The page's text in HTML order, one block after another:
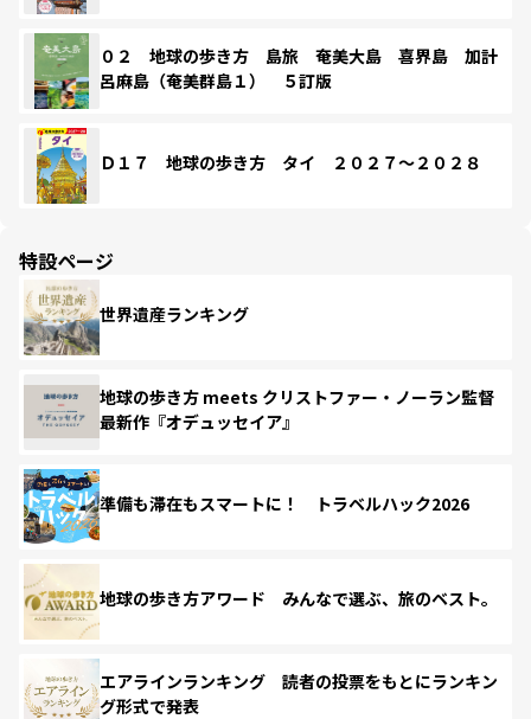
０２ 地球の歩き方 島旅 奄美大島 喜界島 加計
呂麻島（奄美群島１） ５訂版
Ｄ１７ 地球の歩き方 タイ ２０２７～２０２８
特設ページ
世界遺産ランキング
地球の歩き方 meets クリストファー・ノーラン監督
最新作『オデュッセイア』
準備も滞在もスマートに！ トラベルハック2026
地球の歩き方アワード みんなで選ぶ、旅のベスト。
エアラインランキング 読者の投票をもとにランキン
グ形式で発表